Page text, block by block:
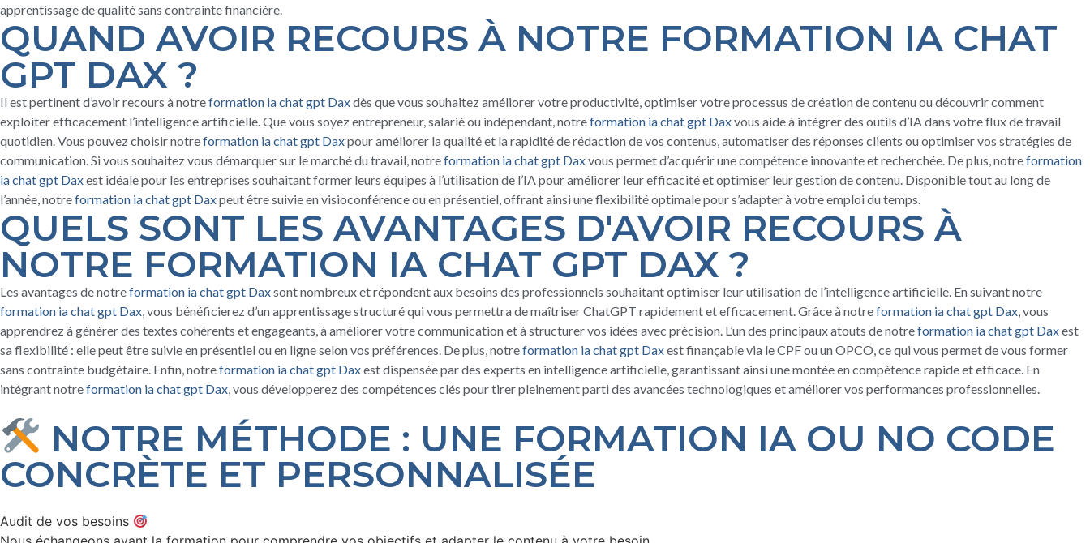
apprentissage de qualité sans contrainte financière.
QUAND AVOIR RECOURS À NOTRE FORMATION IA CHAT
GPT DAX ?
Il est pertinent d’avoir recours à notreformation ia chat gpt Daxdès que vous souhaitez améliorer votre productivité, optimiser votre processus de création de contenu ou découvrir comment
exploiter efficacement l’intelligence artificielle. Que vous soyez entrepreneur, salarié ou indépendant, notreformation ia chat gpt Daxvous aide à intégrer des outils d’IA dans votre flux de travail
quotidien. Vous pouvez choisir notreformation ia chat gpt Daxpour améliorer la qualité et la rapidité de rédaction de vos contenus, automatiser des réponses clients ou optimiser vos stratégies de
communication. Si vous souhaitez vous démarquer sur le marché du travail, notreformation ia chat gpt Daxvous permet d’acquérir une compétence innovante et recherchée. De plus, notreformation
ia chat gpt Daxest idéale pour les entreprises souhaitant former leurs équipes à l’utilisation de l’IA pour améliorer leur efficacité et optimiser leur gestion de contenu. Disponible tout au long de
l’année, notreformation ia chat gpt Daxpeut être suivie en visioconférence ou en présentiel, offrant ainsi une flexibilité optimale pour s’adapter à votre emploi du temps.
QUELS SONT LES AVANTAGES D'AVOIR RECOURS À
NOTRE FORMATION IA CHAT GPT DAX ?
Les avantages de notreformation ia chat gpt Daxsont nombreux et répondent aux besoins des professionnels souhaitant optimiser leur utilisation de l’intelligence artificielle. En suivant notre
formation ia chat gpt Dax , vous bénéficierez d’un apprentissage structuré qui vous permettra de maîtriser ChatGPT rapidement et efficacement. Grâce à notreformation ia chat gpt Dax , vous
apprendrez à générer des textes cohérents et engageants, à améliorer votre communication et à structurer vos idées avec précision. L’un des principaux atouts de notreformation ia chat gpt Daxest
sa flexibilité : elle peut être suivie en présentiel ou en ligne selon vos préférences. De plus, notreformation ia chat gpt Daxest finançable via le CPF ou un OPCO, ce qui vous permet de vous former
sans contrainte budgétaire. Enfin, notreformation ia chat gpt Daxest dispensée par des experts en intelligence artificielle, garantissant ainsi une montée en compétence rapide et efficace. En
intégrant notreformation ia chat gpt Dax , vous développerez des compétences clés pour tirer pleinement parti des avancées technologiques et améliorer vos performances professionnelles.
NOTRE MÉTHODE : UNE FORMATION IA OU NO CODE
CONCRÈTE ET PERSONNALISÉE
Audit de vos besoins